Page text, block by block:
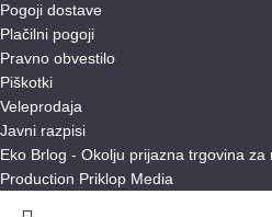
Pogoji dostave
Plačilni pogoji
Pravno obvestilo
Piškotki
Veleprodaja
Javni razpisi
Eko Brlog - Okolju prijazna trgovina
Production Priklop Media